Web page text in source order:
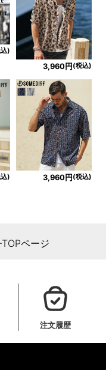
)
3,960円 (税込)
) 3,960円 (税込)
ページ
注文履歴